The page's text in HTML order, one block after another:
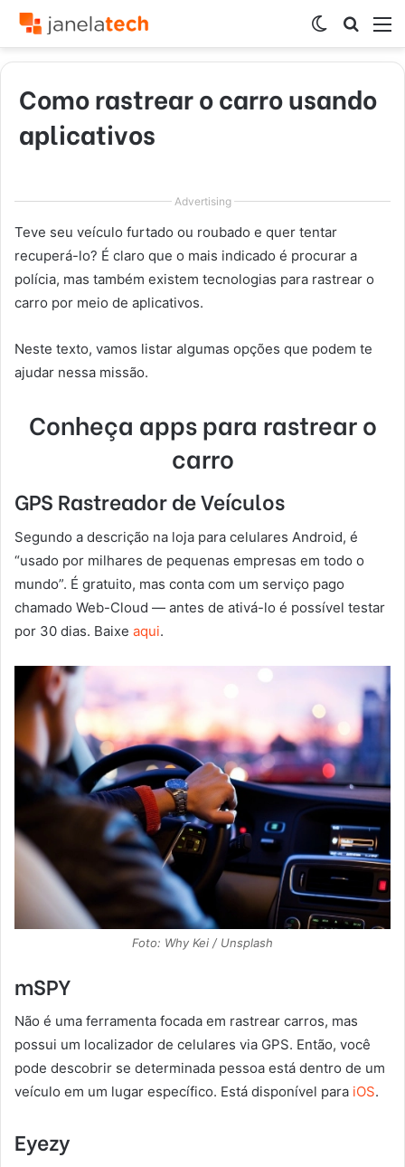
por
Switch
skin
Como rastrear o carro usando
aplicativos
Advertising
Teve seu veículo furtado ou roubado e quer tentar
recuperá-lo? É claro que o mais indicado é procurar a
polícia, mas também existem tecnologias para rastrear o
carro por meio de aplicativos.
Neste texto, vamos listar algumas opções que podem te
ajudar nessa missão.
Conheça apps para rastrear o
carro
GPS Rastreador de Veículos
Segundo a descrição na loja para celulares Android, é
“usado por milhares de pequenas empresas em todo o
mundo”. É gratuito, mas conta com um serviço pago
chamado Web-Cloud — antes de ativá-lo é possível testar
por 30 dias. Baixe aqui.
Foto: Why Kei / Unsplash
mSPY
Não é uma ferramenta focada em rastrear carros, mas
possui um localizador de celulares via GPS. Então, você
pode descobrir se determinada pessoa está dentro de um
veículo em um lugar específico. Está disponível para iOS.
Eyezy